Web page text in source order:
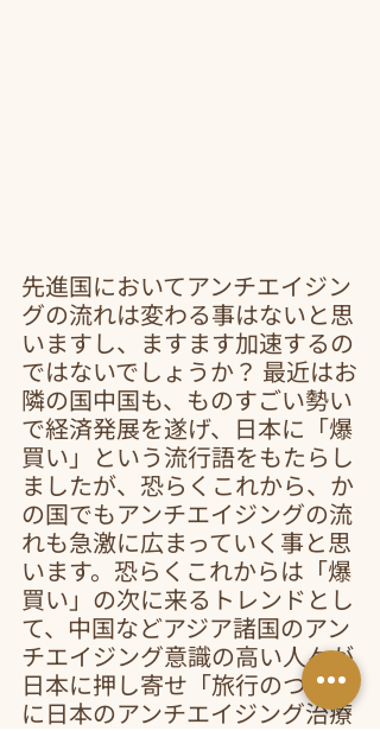
先進国においてアンチエイジン
グの流れは変わる事はないと思
いますし、ますます加速するの
ではないでしょうか？ 最近はお
隣の国中国も、ものすごい勢い
で経済発展を遂げ、日本に「爆
買い」という流行語をもたらし
ましたが、恐らくこれから、か
の国でもアンチエイジングの流
れも急激に広まっていく事と思
います。恐らくこれからは「爆
買い」の次に来るトレンドとし
て、中国などアジア諸国のアン
チエイジング意識の高い人々が
日本に押し寄せ「旅行のついで
に日本のアンチエイジング治療